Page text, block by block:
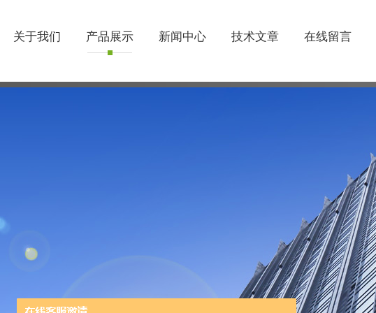
关于我们 产品展示 新闻中心 技术文章 在线留言